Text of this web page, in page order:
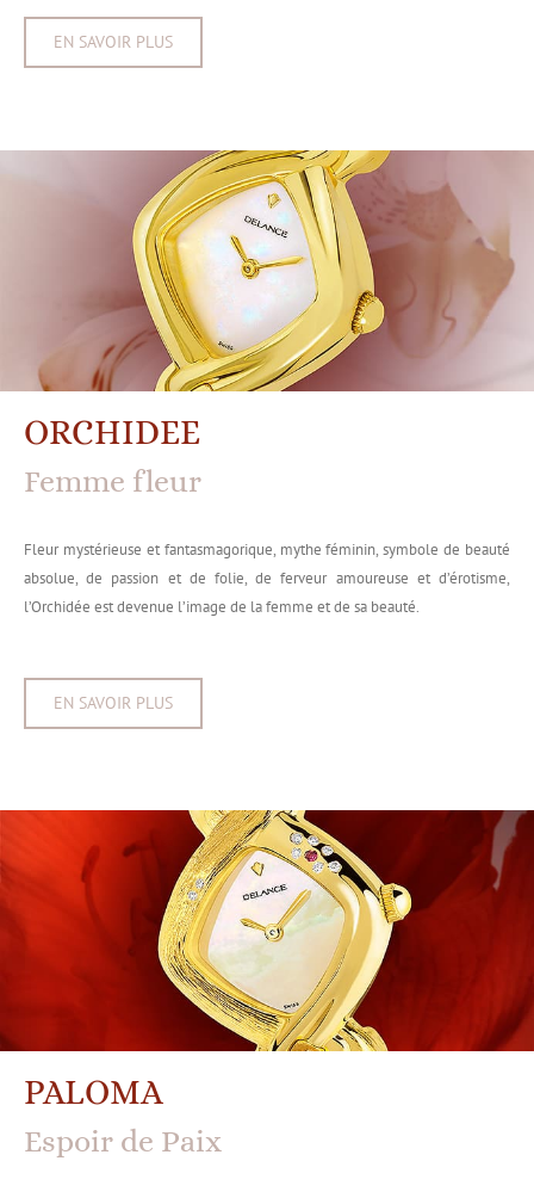
EN SAVOIR PLUS
ORCHIDEE
Femme fleur
Fleur mystérieuse et fantasmagorique, mythe féminin, symbole de beauté
absolue, de passion et de folie, de ferveur amoureuse et d’érotisme,
l’Orchidée est devenue l’image de la femme et de sa beauté.
EN SAVOIR PLUS
PALOMA
Espoir de Paix